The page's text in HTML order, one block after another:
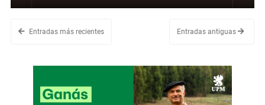
Entradas más recientes Entradas antiguas